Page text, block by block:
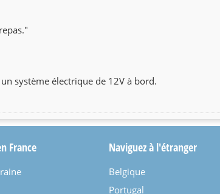
système électrique de 12V à bord.
France Naviguez à l'étranger
Belgique
Portugal